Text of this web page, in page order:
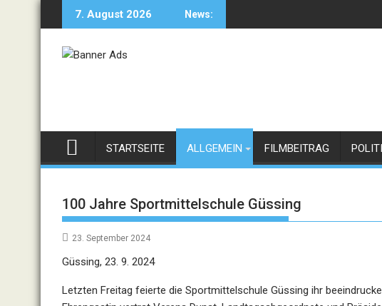
7. August 2026 News:
STARTSEITE ALLGEMEIN FILMBEITRAG
100 Jahre Sportmittelschule Güssing
23. September 2024
Güssing, 23. 9. 2024
Letzten Freitag feierte die Sportmittelschule Güssing ihr